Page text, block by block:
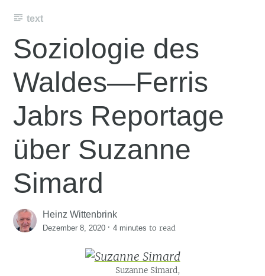
text
Soziologie des
Waldes—Ferris
Jabrs Reportage
über Suzanne
Simard
Heinz Wittenbrink
Dezember 8, 2020 ·4 minutes to read
Suzanne Simard,